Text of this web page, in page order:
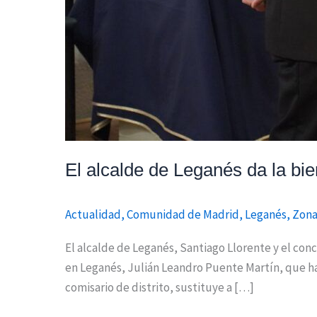
El alcalde de Leganés da la
Actualidad,Comunidad de Madrid, Leganés,
El alcalde de Leganés, Santiago Llorente y el
en Leganés, Julián Leandro Puente Martín, que
comisario de distrito, sustituye a […]